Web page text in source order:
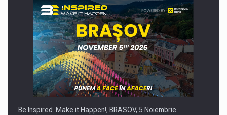
Be Inspired. Make it Happen!, BRASOV, 5 Noiembrie